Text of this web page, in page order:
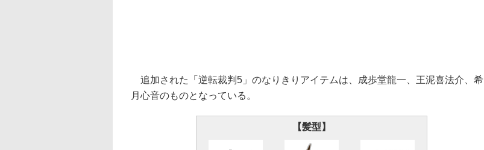
追加された「逆転裁判5」のなりきりアイテムは、成歩堂龍一、王泥喜法介、希
月心音のものとなっている。
【髪型】